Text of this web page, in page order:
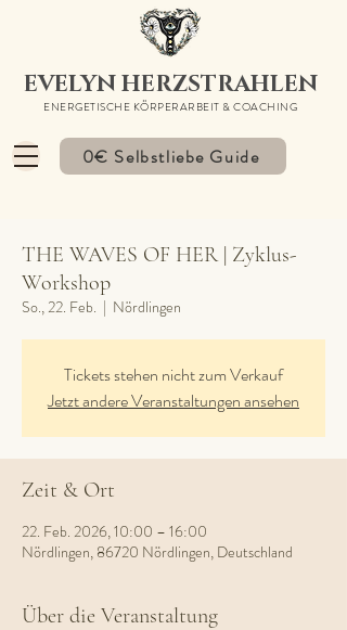
ENERGETISCHE KÖRPERARBEIT & COACHING
EVELYN HERZSTRAHLEN
0€ Selbstliebe Guide
THE WAVES OF HER | Zyklus-
Workshop
So., 22. Feb.
  |
Nördlingen
Tickets stehen nicht zum Verkauf
Jetzt andere Veranstaltungen ansehen
Zeit & Ort
22. Feb. 2026, 10:00 – 16:00
Nördlingen, 86720 Nördlingen, Deutschland
Über die Veranstaltung